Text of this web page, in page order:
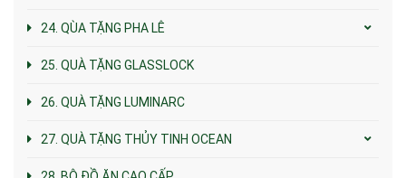
24. QÙA TẶNG PHA LÊ
25. QUÀ TẶNG GLASSLOCK
26. QUÀ TẶNG LUMINARC
27. QUÀ TẶNG THỦY TINH OCEAN